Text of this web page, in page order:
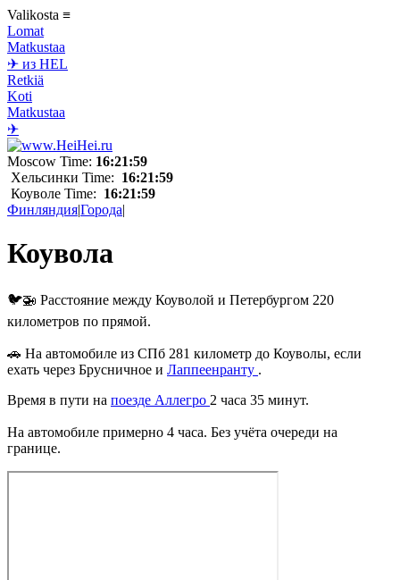
Valikosta ≡
Lomat
Matkustaa
✈ из HEL
Retkiä
Koti
Matkustaa
✈
Moscow Time: 16:21:59
Хельсинки Time: 16:21:59
Коуволе Time: 16:21:59
Финляндия|Города|
Коувола
🐦🚁 Расстояние между Коуволой и Петербургом 220
километров по прямой.
🚗 На автомобиле из СПб 281 километр до Коуволы, если
ехать через Брусничное и Лаппеенранту .
Время в пути на поезде Аллегро 2 часа 35 минут.
На автомобиле примерно 4 часа. Без учёта очереди на
границе.